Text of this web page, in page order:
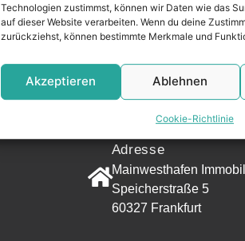
Technologien zustimmst, können wir Daten wie das
auf dieser Website verarbeiten. Wenn du deine
zurückziehst, können bestimmte Merkmale und
Akzeptieren Ablehnen
Cookie-Richtlinie
KONTAKT
Adresse
Mainwesthafen
Speicherstraße 5
60327 Frankfurt